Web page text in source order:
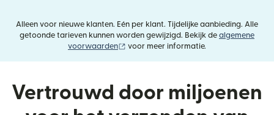
Alleen voor nieuwe klanten. Eén per klant. Tijdelijke aanbieding. Alle
getoonde tarieven kunnen worden gewijzigd. Bekijk de algemene
voorwaarden
(wordt geopend in een nieuw venster)
voor meer informatie.
Vertrouwd door miljoenen